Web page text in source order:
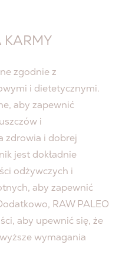
KARMY
zgodnie z
i dietetycznymi.
aby zapewnić
i
zdrowia i dobrej
jest dokładnie
odżywczych i
aby zapewnić
RAW PALEO
aby upewnić się, że
wymagania